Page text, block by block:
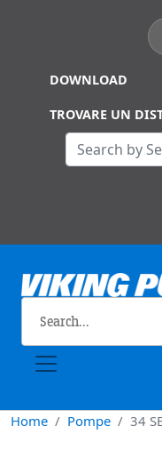
DOWNLOAD
TROVARE UN
Home Pompe 34